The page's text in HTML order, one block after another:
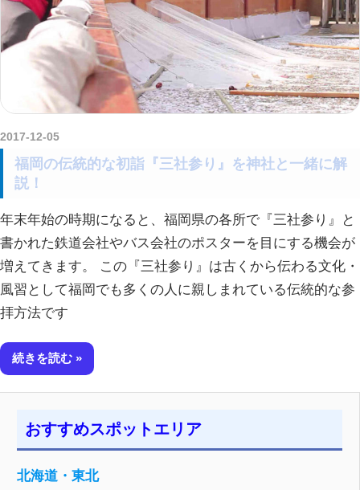
2017-12-05
福岡の伝統的な初詣『三社参り』を神社と一緒に解
説！
年末年始の時期になると、福岡県の各所で『三社参り』と
書かれた鉄道会社やバス会社のポスターを目にする機会が
増えてきます。 この『三社参り』は古くから伝わる文化・
風習として福岡でも多くの人に親しまれている伝統的な参
拝方法です
続きを読む
おすすめスポットエリア
北海道・東北